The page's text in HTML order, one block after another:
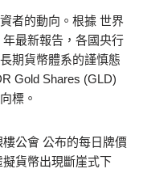
者的動向。根據 世界
最新報告，各國央行
期貨幣體系的謹慎態
Gold Shares (GLD)
標。
公會 公布的每日牌價
貨幣出現斷崖式下